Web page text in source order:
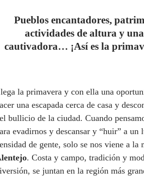
Pueblos encantadores,
actividades de altura y
cautivadora… ¡Así es la
la primavera y con ella una
una escapada cerca de casa y
bullicio de la ciudad. Cuando
evadirnos y descansar y “huir” a un
de gente, solo se nos viene a la
. Costa y campo, tradición y
se juntan en la región más